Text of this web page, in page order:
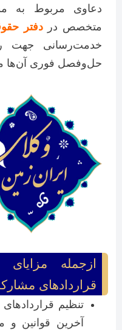
دعاوی مربوط به
متخصص دردفتر
خدمت‌رسانی جهت
حل‌وفصل فوری آن‌ها
ازجمله
قراردادهای
تنظیم
آخرین قوانین